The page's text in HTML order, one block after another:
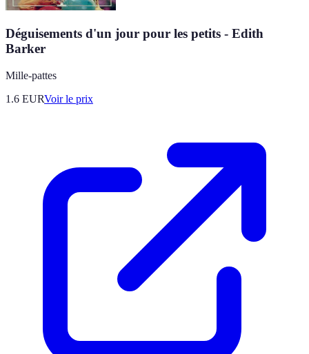
Déguisements d'un jour pour les petits - Edith
Barker
Mille-pattes
1.6 EURVoir le prix